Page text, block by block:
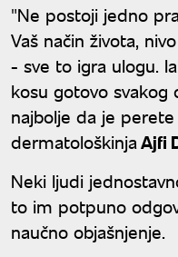
"Ne postoji jedno
Vaš način života,
- sve to igra ulogu.
kosu gotovo svakog
najbolje da je
dermatološkinjaAjfi
Neki ljudi
to im potpuno
naučno objašnjenje.